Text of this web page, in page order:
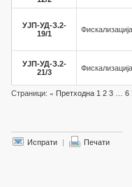
УЈП-УД-З.2-
19/1
Фискализација
УЈП-УД-З.2-
21/3
Фискализација
Страници: « Претходна 1 2 3 6
Испрати | Печати